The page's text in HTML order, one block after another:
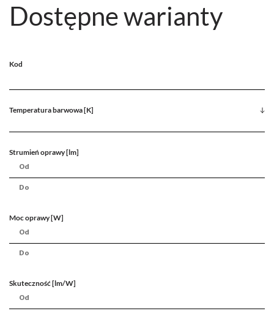
Dostępne warianty
Kod
Temperatura barwowa [K]
Strumień oprawy [lm]
Moc oprawy [W]
Skuteczność [lm/W]